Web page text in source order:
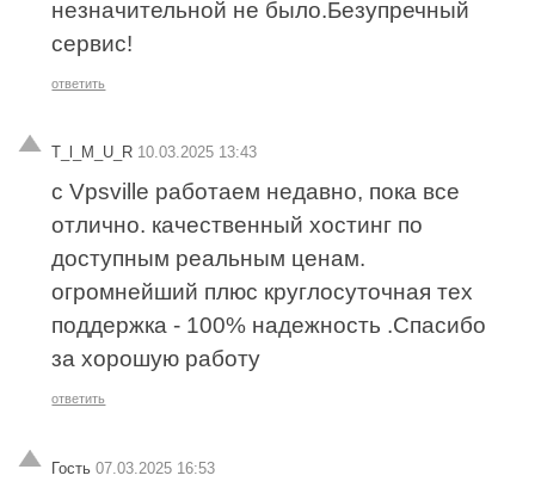
незначительной не было.Безупречный
сервис!
ответить
T_l_M_U_R 10.03.2025 13:43
с Vpsville работаем недавно, пока все
отлично. качественный хостинг по
доступным реальным ценам.
огромнейший плюс круглосуточная тех
поддержка - 100% надежность .Спасибо
за хорошую работу
ответить
Гость 07.03.2025 16:53